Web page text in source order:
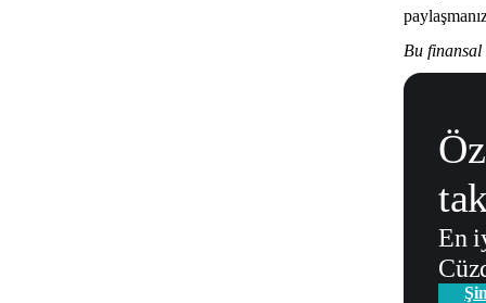
Bu finansal
En